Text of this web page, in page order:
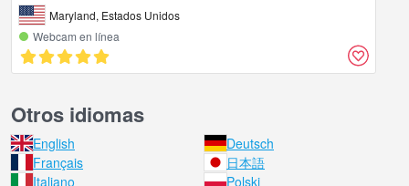
Maryland, Estados Unidos
Webcam en línea
Otros idiomas
English
Deutsch
Français
日本語
Italiano
Polski